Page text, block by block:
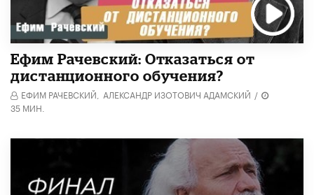
Ефим Рачевский: Отказаться от
дистанционного обучения?
ЕФИМ РАЧЕВСКИЙ, АЛЕКСАНДР ИЗОТОВИЧ АДАМСКИЙ /
35 МИН.